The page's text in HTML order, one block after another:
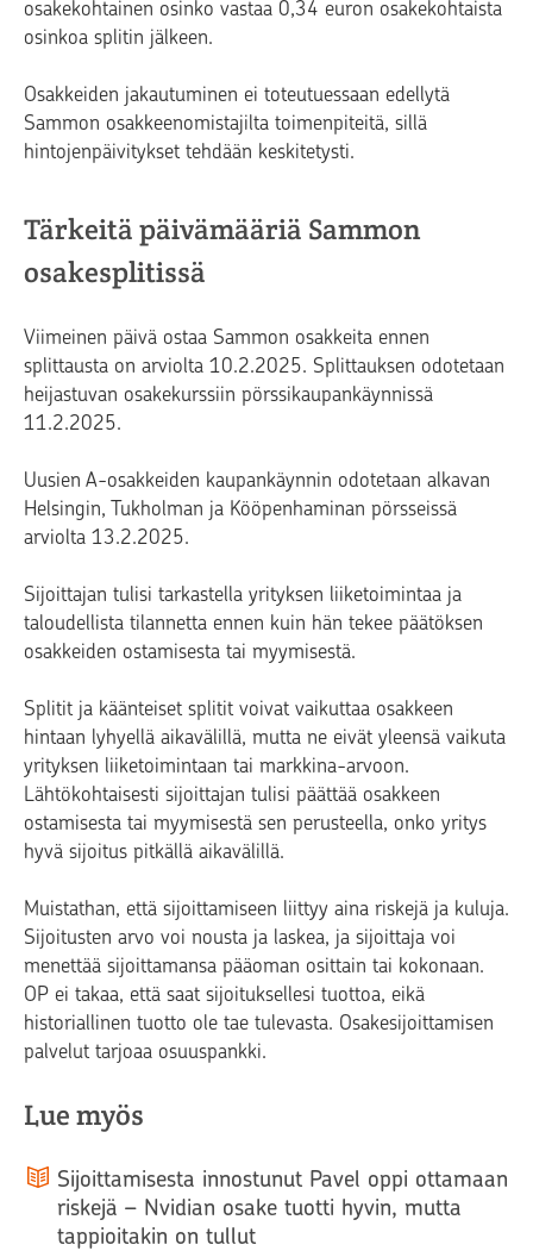
osakekohtainen osinko vastaa 0,34 euron osakekohtaista
osinkoa splitin jälkeen.
Osakkeiden jakautuminen ei toteutuessaan edellytä
Sammon osakkeenomistajilta toimenpiteitä, sillä
hintojenpäivitykset tehdään keskitetysti.
Tärkeitä päivämääriä Sammon
osakesplitissä
Viimeinen päivä ostaa Sammon osakkeita ennen
splittausta on arviolta 10.2.2025. Splittauksen odotetaan
heijastuvan osakekurssiin pörssikaupankäynnissä
11.2.2025.
Uusien A-osakkeiden kaupankäynnin odotetaan alkavan
Helsingin, Tukholman ja Kööpenhaminan pörsseissä
arviolta 13.2.2025.
Sijoittajan tulisi tarkastella yrityksen liiketoimintaa ja
taloudellista tilannetta ennen kuin hän tekee päätöksen
osakkeiden ostamisesta tai myymisestä.
Splitit ja käänteiset splitit voivat vaikuttaa osakkeen
hintaan lyhyellä aikavälillä, mutta ne eivät yleensä vaikuta
yrityksen liiketoimintaan tai markkina-arvoon.
Lähtökohtaisesti sijoittajan tulisi päättää osakkeen
ostamisesta tai myymisestä sen perusteella, onko yritys
hyvä sijoitus pitkällä aikavälillä.
Muistathan, että sijoittamiseen liittyy aina riskejä ja kuluja.
Sijoitusten arvo voi nousta ja laskea, ja sijoittaja voi
menettää sijoittamansa pääoman osittain tai kokonaan.
OP ei takaa, että saat sijoituksellesi tuottoa, eikä
historiallinen tuotto ole tae tulevasta. Osakesijoittamisen
palvelut tarjoaa osuuspankki.
Lue myös
Sijoittamisesta innostunut Pavel oppi ottamaan
riskejä – Nvidian osake tuotti hyvin, mutta
tappioitakin on tullut